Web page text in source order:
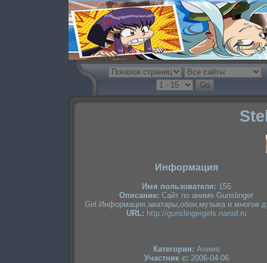
Информация
Имя пользователя: 155
Описание: Сайт по аниме Gunslinger
Girl.Информация,аватары,обои,музыка и многое
URL: http://gunslingergirls.narod.ru
Категория: Аниме
Участник с: 2006-04-06